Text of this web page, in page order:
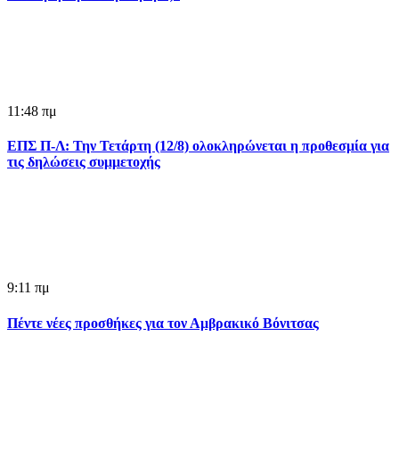
11:48 πμ
ΕΠΣ Π-Λ: Την Τετάρτη (12/8) ολοκληρώνεται η προθεσμία για
τις δηλώσεις συμμετοχής
9:11 πμ
Πέντε νέες προσθήκες για τον Αμβρακικό Βόνιτσας